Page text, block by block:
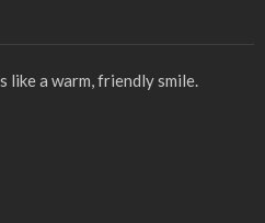
a warm, friendly smile.